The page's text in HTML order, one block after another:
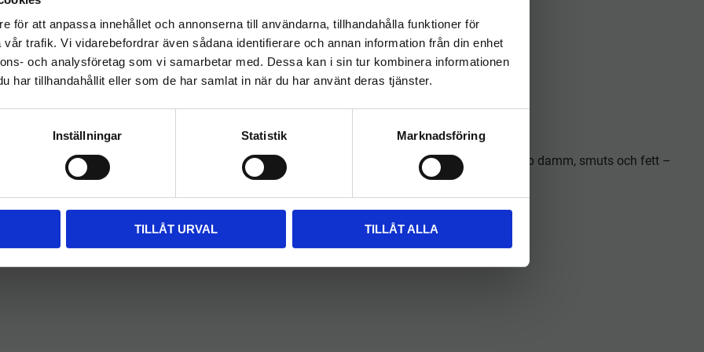
för att anpassa innehållet och annonserna till användarna, tillhandahålla funktioner för
trafik. Vi vidarebefordrar även sådana identifierare och annan information från din enhet
och analysföretag som vi samarbetar med. Dessa kan i sin tur kombinera informationen
har tillhandahållit eller som de har samlat in när du har använt deras tjänster.
Inställningar Statistik Marknadsföring
TILLÅT URVAL TILLÅT ALLA
i önskelista Lägg till i önskelista Lägg till i önskelista
KÖP KÖP
både torr och våt. Tack vare mikrofiberns unika egenskaper fångar duken enkelt upp damm, smuts och fett –
glas, speglar, rostfritt stål, kakel och plast, utan att lämna ränder eller ludd efter sig.
hygieneleeds.se
Vill du handla som företag eller privatperson?
FÖRETAG
Priser visas exkl. moms
PRIVAT
Priser visas inkl. moms